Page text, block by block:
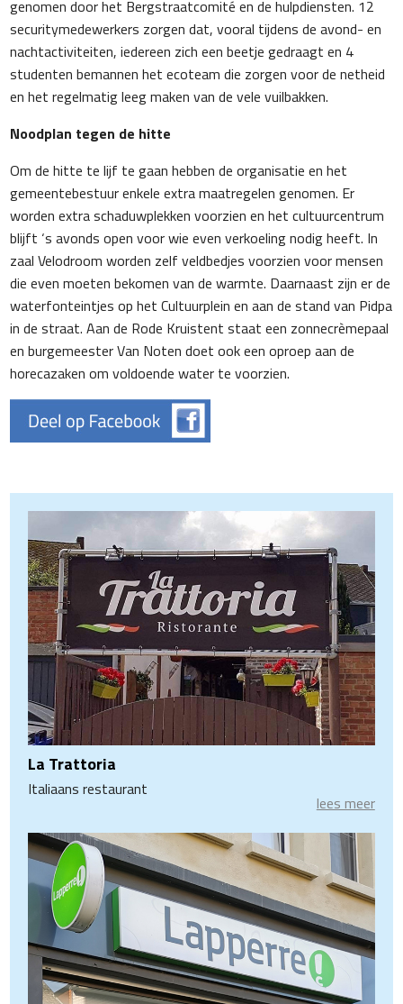
genomen door het Bergstraatcomité en de hulpdiensten. 12
securitymedewerkers zorgen dat, vooral tijdens de avond- en
nachtactiviteiten, iedereen zich een beetje gedraagt en 4
studenten bemannen het ecoteam die zorgen voor de netheid
en het regelmatig leeg maken van de vele vuilbakken.
Noodplan tegen de hitte
Om de hitte te lijf te gaan hebben de organisatie en het
gemeentebestuur enkele extra maatregelen genomen. Er
worden extra schaduwplekken voorzien en het cultuurcentrum
blijft ‘s avonds open voor wie even verkoeling nodig heeft. In
zaal Velodroom worden zelf veldbedjes voorzien voor mensen
die even moeten bekomen van de warmte. Daarnaast zijn er de
waterfonteintjes op het Cultuurplein en aan de stand van Pidpa
in de straat. Aan de Rode Kruistent staat een zonnecrèmepaal
en burgemeester Van Noten doet ook een oproep aan de
horecazaken om voldoende water te voorzien.
La Trattoria
Italiaans restaurant
lees meer